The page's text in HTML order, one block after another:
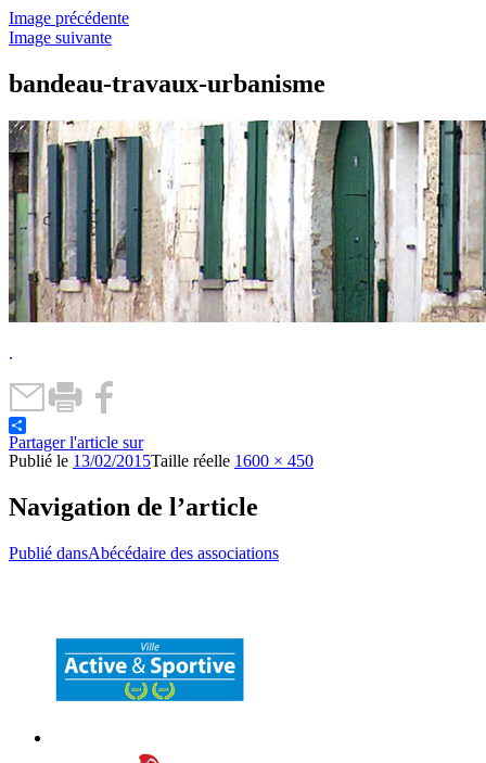
Image précédente
Image suivante
bandeau-travaux-urbanisme
.
Partager l'article sur
Publié le 13/02/2015Taille réelle 1600 × 450
Navigation de l’article
Publié dansAbécédaire des associations